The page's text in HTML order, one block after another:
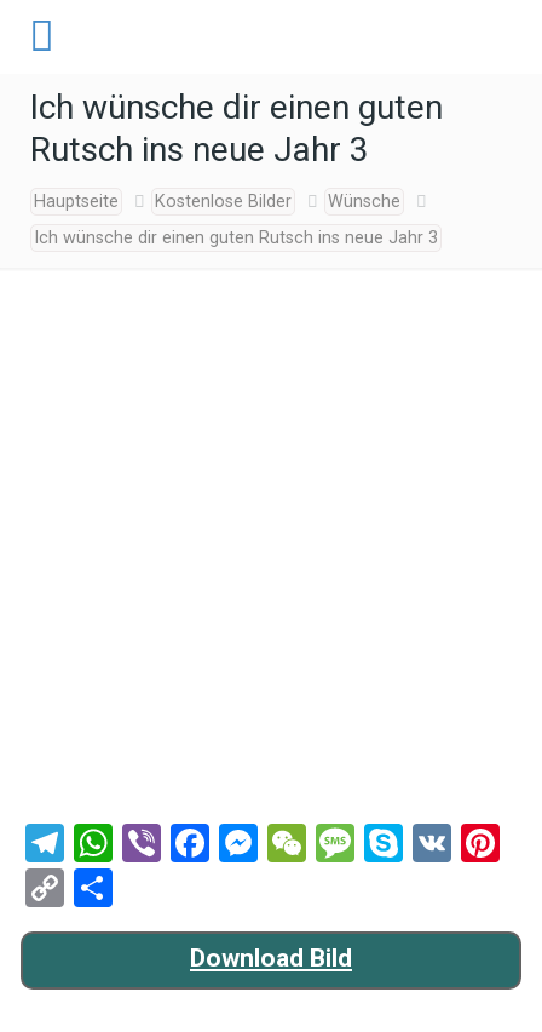
Ich wünsche dir einen guten
Rutsch ins neue Jahr 3
Hauptseite Kostenlose Bilder
Wünsche
Ich wünsche dir einen guten Rutsch ins neue Jahr 3
Telegram
WhatsApp
ViberFacebook
Messenger
WeChat
Message
Skype
VK
Copy
Link
Download Bild